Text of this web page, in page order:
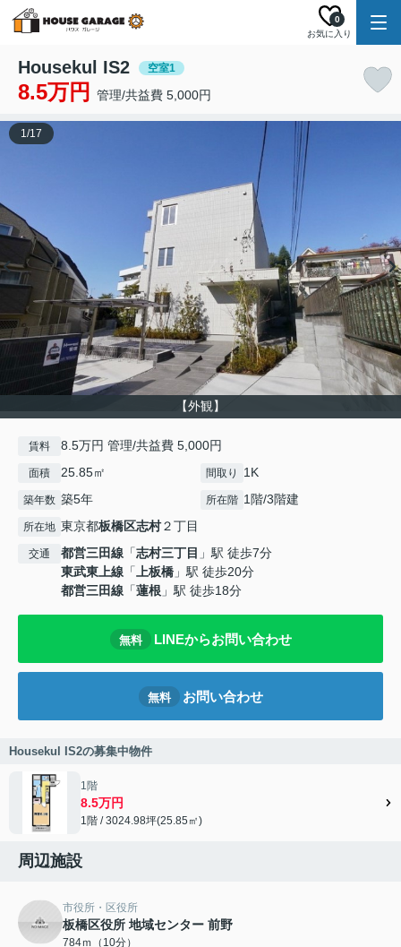
お気に入り
0
Housekul IS2 空室1
8.5万円 管理/共益費 5,000円
【外観】
1/17
賃料 8.5万円 管理/共益費 5,000円
面積 25.85㎡ 間取り 1K
築年数 築5年 所在階 1階/3階建
所在地 東京都板橋区志村２丁目
交通 都営三田線 「志村三丁目 」駅 徒歩7分
東武東上線 「上板橋 」駅 徒歩20分
都営三田線 「蓮根 」駅 徒歩18分
無料 LINEからお問い合わせ
無料 お問い合わせ
Housekul IS2の募集中物件
1階
8.5万円
1階 / 3024.98坪(25.85㎡)
周辺施設
市役所・区役所
板橋区役所 地域センター 前野
784ｍ（10分）